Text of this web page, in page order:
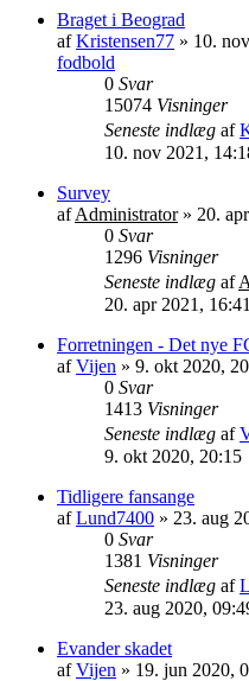
Braget i Beograd
afKristensen77 » 10.
fodbold
0 Svar
15074 Visninger
Seneste indlæg af
10. nov 2021,
Survey
afAdministrator» 20.
0 Svar
1296 Visninger
Seneste indlæg af
20. apr 2021, 16:41
Forretningen - Det nye
afVijen » 9. okt 2020,
0 Svar
1413 Visninger
Seneste indlæg af
9. okt 2020, 20:15
Tidligere fansange
afLund7400 » 23. aug
0 Svar
1381 Visninger
Seneste indlæg af
23. aug 2020,
Evander skadet
afVijen » 19. jun 2020,